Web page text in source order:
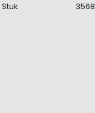
Stuk